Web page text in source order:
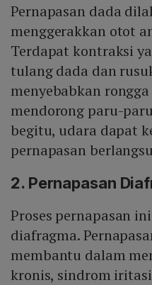
Pernapasan dada
menggerakkan otot
Terdapat kontraksi
tulang dada dan
menyebabkan
mendorong paru-
begitu, udara dapat
pernapasan
2. Pernapasan
Proses pernapasan
diafragma.
membantu dalam
kronis, sindrom